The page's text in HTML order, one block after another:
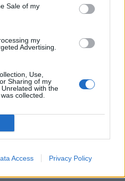
Sale of my
my
Advertising.
Use,
Sharing of my
with the
collected.
Access Privacy Policy